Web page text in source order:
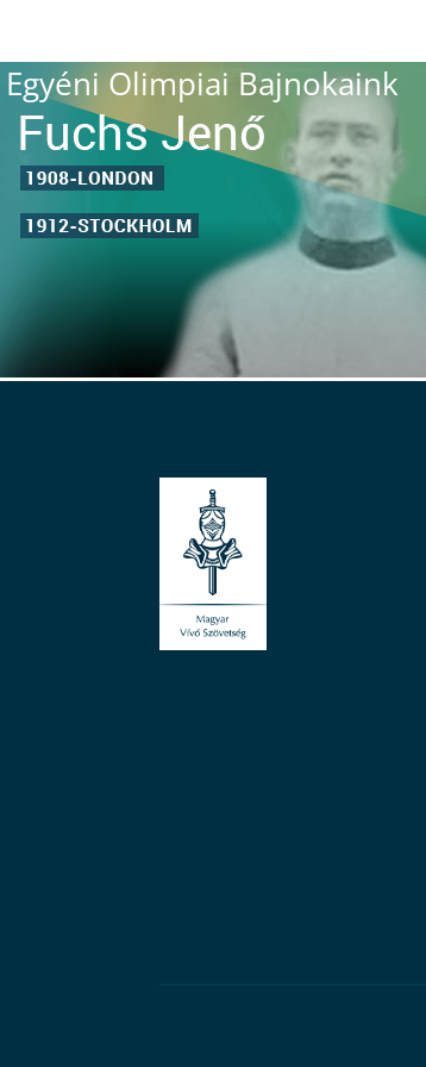
Egyéni Olimpiai Bajnokaink